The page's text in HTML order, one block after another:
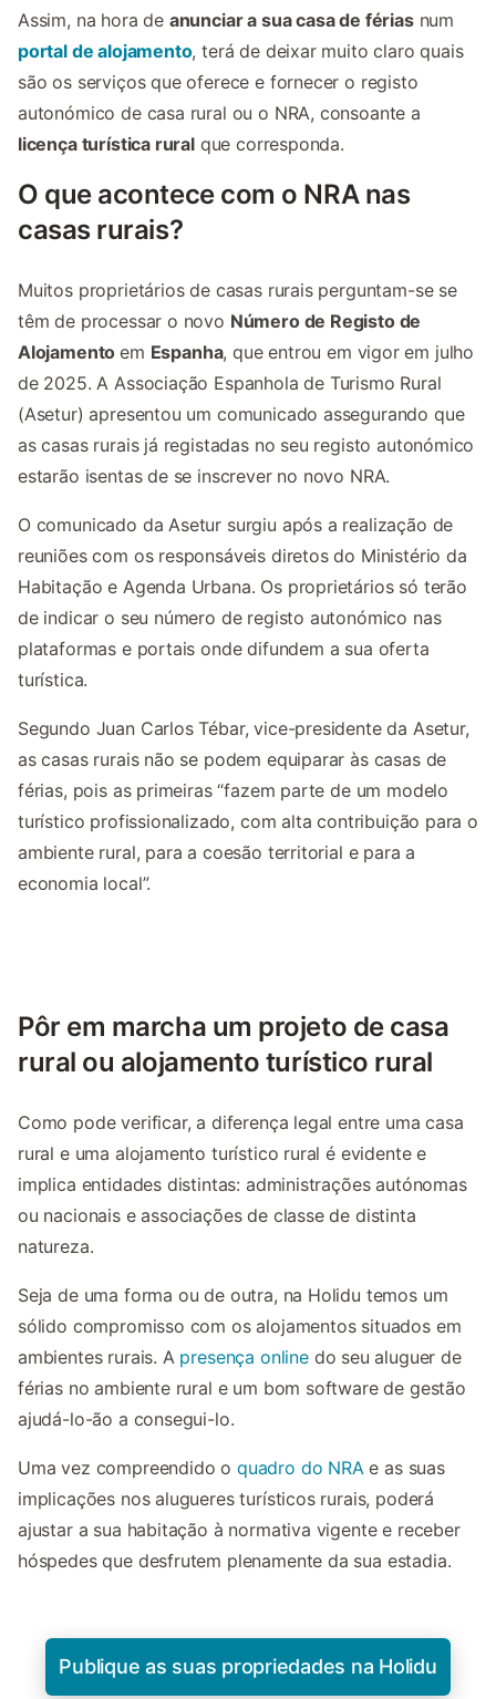
Assim, na hora de anunciar a sua casa de fériasnum
portal de alojamento, terá de deixar muito claro quais
são os serviços que oferece e fornecer o registo
autonómico de casa rural ou o NRA, consoante a
licença turística ruralque corresponda.
O que acontece com o NRA nas
casas rurais?
Muitos proprietários de casas rurais perguntam-se se
têm de processar o novo Número de Registo de
Alojamentoem Espanha, que entrou em vigor em julho
de 2025. A Associação Espanhola de Turismo Rural
(Asetur) apresentou um comunicado assegurando que
as casas rurais já registadas no seu registo autonómico
estarão isentas de se inscrever no novo NRA.
O comunicado da Asetur surgiu após a realização de
reuniões com os responsáveis diretos do Ministério da
Habitação e Agenda Urbana. Os proprietários só terão
de indicar o seu número de registo autonómico nas
plataformas e portais onde difundem a sua oferta
turística.
Segundo Juan Carlos Tébar, vice-presidente da Asetur,
as casas rurais não se podem equiparar às casas de
férias, pois as primeiras “fazem parte de um modelo
turístico profissionalizado, com alta contribuição para o
ambiente rural, para a coesão territorial e para a
economia local”.
Pôr em marcha um projeto de casa
rural ou alojamento turístico rural
Como pode verificar, a diferença legal entre uma casa
rural e uma alojamento turístico rural é evidente e
implica entidades distintas: administrações autónomas
ou nacionais e associações de classe de distinta
natureza.
Seja de uma forma ou de outra, na Holidu temos um
sólido compromisso com os alojamentos situados em
ambientes rurais. A presença onlinedo seu aluguer de
férias no ambiente rural e um bom software de gestão
ajudá-lo-ão a consegui-lo.
Uma vez compreendido o quadro do NRAe as suas
implicações nos alugueres turísticos rurais, poderá
ajustar a sua habitação à normativa vigente e receber
hóspedes que desfrutem plenamente da sua estadia.
Publique as suas propriedades na Holidu